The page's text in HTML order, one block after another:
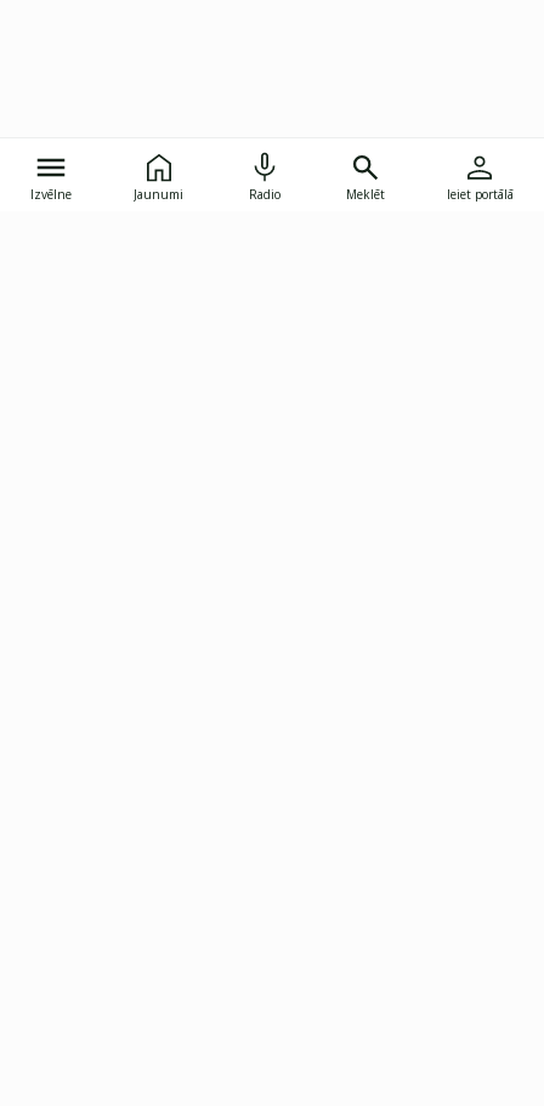
Izvēlne Jaunumi Radio Meklēt Ieiet portālā